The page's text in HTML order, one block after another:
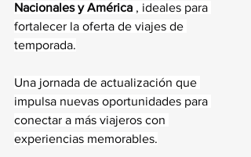
Nacionales y América , ideales para
fortalecer la oferta de viajes de
temporada.
Una jornada de actualización que
impulsa nuevas oportunidades para
conectar a más viajeros con
experiencias memorables.